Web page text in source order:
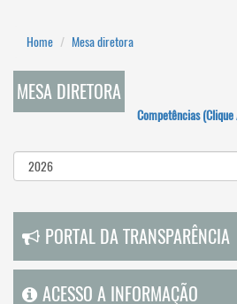
Home Mesa diretora
MESA DIRETORA
Competências (Clique
PORTAL DA TRANSPARÊNCIA
ACESSO A INFORMAÇÃO